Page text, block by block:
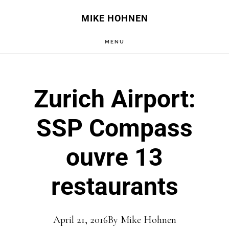
MIKE HOHNEN
MENU
Zurich Airport:
SSP Compass
ouvre 13
restaurants
April 21, 2016By Mike Hohnen